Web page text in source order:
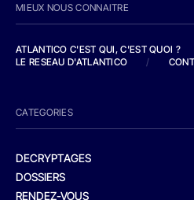
MIEUX NOUS CONNAITRE
ATLANTICO C'EST QUI, C'EST QUOI ?
LE RESEAU D'ATLANTICO
/
CATEGORIES
DECRYPTAGES
DOSSIERS
RENDEZ-VOUS